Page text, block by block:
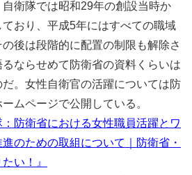
衛隊では昭和29年の創設当時か
おり、平成5年にはすべての職域
後は段階的に配置の制限も解除さ
ならせめて防衛省の資料くらいは
。女性自衛官の活躍については防
ムページで公開している。
防衛省における女性職員活躍とワ
のための取組について｜防衛省・
い！』